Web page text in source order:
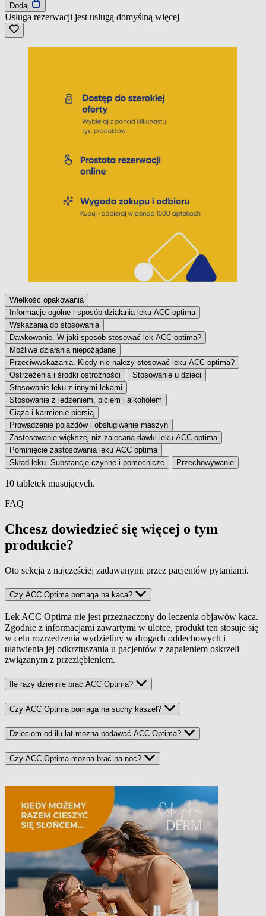
Dodaj
Usługa rezerwacji jest usługą domyślną więcej
Wielkość opakowania
Informacje ogólne i sposób działania leku ACC optima
Wskazania do stosowania
Dawkowanie. W jaki sposób stosować lek ACC optima?
Możliwe działania niepożądane
Przeciwwskazania. Kiedy nie należy stosować leku ACC optima?
Ostrzeżenia i środki ostrożności
Stosowanie u dzieci
Stosowanie leku z innymi lekami
Stosowanie z jedzeniem, piciem i alkoholem
Ciąża i karmienie piersią
Prowadzenie pojazdów i obsługiwanie maszyn
Zastosowanie większej niż zalecana dawki leku ACC optima
Pominięcie zastosowania leku ACC optima
Skład leku. Substancje czynne i pomocnicze
Przechowywanie
Wielkość opakowania
10 tabletek musujących.
FAQ
Chcesz dowiedzieć się więcej o tym
produkcie?
Oto sekcja z najczęściej zadawanymi przez pacjentów pytaniami.
Czy ACC Optima pomaga na kaca?
Lek ACC Optima nie jest przeznaczony do leczenia objawów kaca.
Zgodnie z informacjami zawartymi w ulotce, produkt ten stosuje się
w celu rozrzedzenia wydzieliny w drogach oddechowych i
ułatwienia jej odkrztuszania u pacjentów z zapaleniem oskrzeli
związanym z przeziębieniem.
Ile razy dziennie brać ACC Optima?
Czy ACC Optima pomaga na suchy kaszel?
Dzieciom od ilu lat można podawać ACC Optima?
Czy ACC Optima można brać na noc?